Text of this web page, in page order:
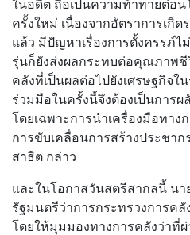
ในอดีต ถือเป็นความท้าทายต่อน
ครั้งใหม่ เนื่องจากอัตราการเกิ
แล้ว มีปัญหาเรื่องการตั้งครรภ์ไ
รุ่นก็ยังส่งผลกระทบต่อคุณภาพชี
คลังที่เป็นผลต่อไปยังเศรษฐกิจใ
ร่วมมือในครั้งนี้จึงต้องเป็นการ
โดยเฉพาะการนำเครื่องมือทา
การขับเคลื่อนการสร้างประชาก
สาธิต กล่าว
และในโอกาสวันสตรีสากลนี้ น
รัฐมนตรีว่าการกระทรวงการคลั
โดยให้มุมมองทางการคลังว่าที่